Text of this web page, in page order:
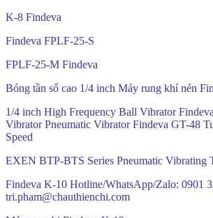
K-8 Findeva
Findeva FPLF-25-S
FPLF-25-M Findeva
Bóng tần số cao 1/4 inch Máy rung khí nén
1/4 inch High Frequency Ball Vibrator
Vibrator Pneumatic Vibrator Findeva GT-48
Speed
EXEN BTP-BTS Series Pneumatic Vibrating
Findeva K-10 Hotline/WhatsApp/Zalo: 0901
tri.pham@chauthienchi.com